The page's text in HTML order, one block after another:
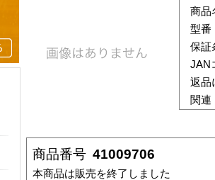
商品
型番
保証
JAN
返品
関連
商品番号 41009706
本商品は販売を終了しました